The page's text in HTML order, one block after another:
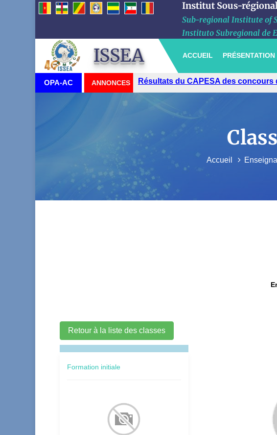
Institut Sous-
Sub-regional Institute of
Instituto Subregional de
ISSEA ACCUEIL PRÉSENTATION
OPA-AC ANNONCES Résultats du CAPESA des concours
Accueil
Retour à la liste des classes
Formation initiale